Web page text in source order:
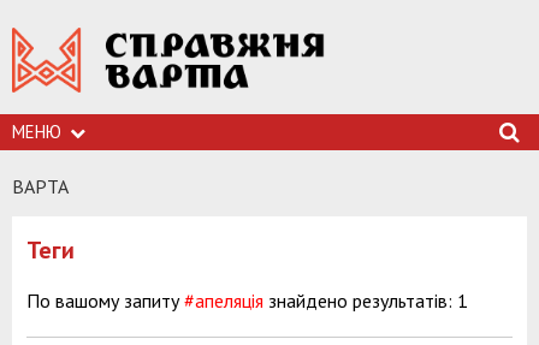
МЕНЮ
ВАРТА
Теги
По вашому запиту#апеляція знайдено результатів: 1